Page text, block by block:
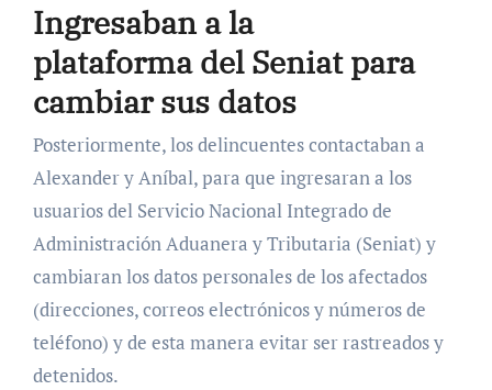
Ingresaban a la
plataforma del Seniat para
cambiar sus datos
Posteriormente, los delincuentes contactaban a
Alexander y Aníbal, para que ingresaran a los
usuarios del Servicio Nacional Integrado de
Administración Aduanera y Tributaria (Seniat) y
cambiaran los datos personales de los afectados
(direcciones, correos electrónicos y números de
teléfono) y de esta manera evitar ser rastreados y
detenidos.